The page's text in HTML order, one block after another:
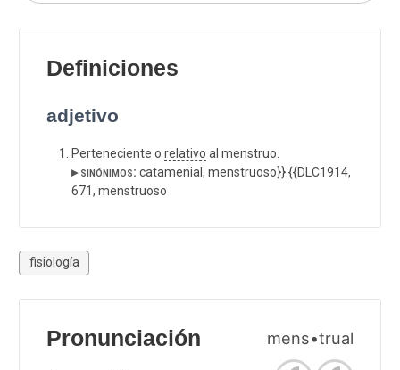
Definiciones
adjetivo
Perteneciente o relativo al menstruo.
▸ sinónimos: catamenial, menstruoso}}.{{DLC1914,
671, menstruoso
fisiología
Pronunciación mens•trual